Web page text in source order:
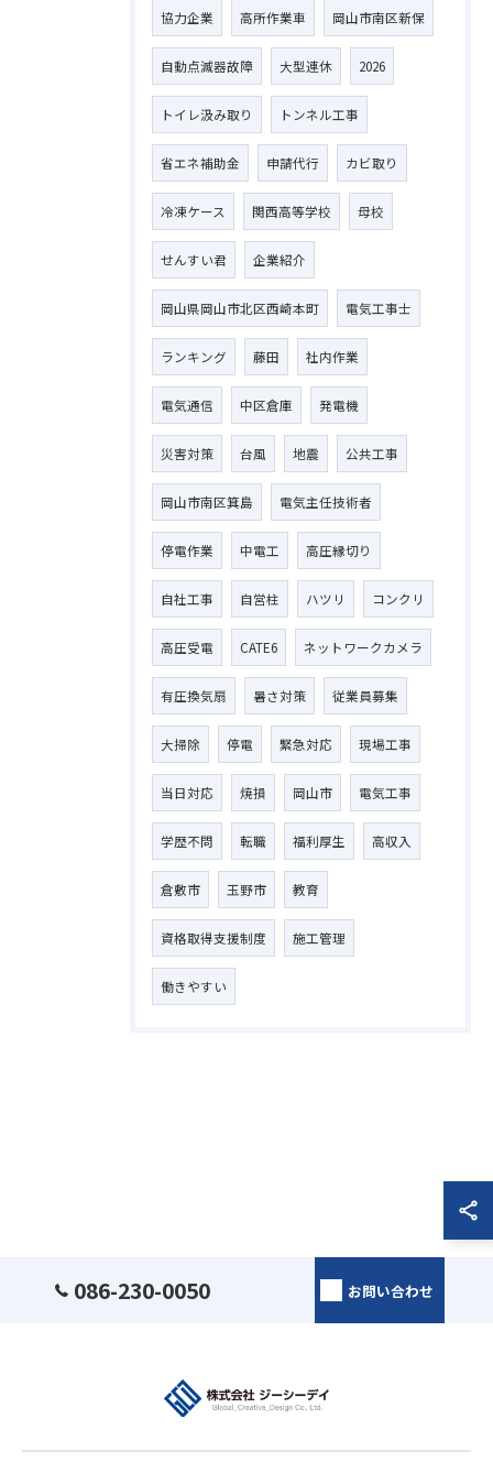
協力企業 高所作業車 岡山市南区新保
自動点滅器故障 大型連休 2026
トイレ汲み取り トンネル工事
省エネ補助金 申請代行 カビ取り
冷凍ケース 関西高等学校 母校
せんすい君 企業紹介
岡山県岡山市北区西崎本町 電気工事士
ランキング 藤田 社内作業
電気通信 中区倉庫 発電機
災害対策 台風 地震 公共工事
岡山市南区箕島 電気主任技術者
停電作業 中電工 高圧縁切り
自社工事 自営柱 ハツリ コンクリ
高圧受電 CATE6 ネットワークカメラ
有圧換気扇 暑さ対策 従業員募集
大掃除 停電 緊急対応 現場工事
当日対応 焼損 岡山市 電気工事
学歴不問 転職 福利厚生 高収入
倉敷市 玉野市 教育
資格取得支援制度 施工管理
働きやすい
086-230-0050 お問い合わせ